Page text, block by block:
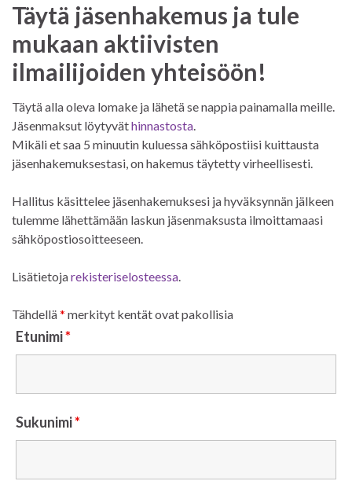
Täytä jäsenhakemus ja tule
mukaan aktiivisten
ilmailijoiden yhteisöön!
Täytä alla oleva lomake ja lähetä se nappia painamalla meille.
Jäsenmaksut löytyväthinnastosta.
Mikäli et saa 5 minuutin kuluessa sähköpostiisi kuittausta
jäsenhakemuksestasi, on hakemus täytetty virheellisesti.
Hallitus käsittelee jäsenhakemuksesi ja hyväksynnän jälkeen
tulemme lähettämään laskun jäsenmaksusta ilmoittamaasi
sähköpostiosoitteeseen.
Lisätietojarekisteriselosteessa.
Tähdellä* merkityt kentät ovat pakollisia
Etunimi*
Sukunimi*